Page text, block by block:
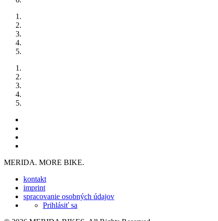
MERIDA. MORE BIKE.
kontakt
imprint
spracovanie osobných údajov
Prihlásiť sa